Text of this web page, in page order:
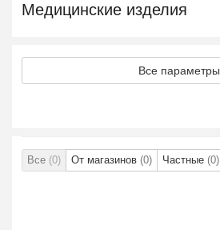
Медицинские изделия
Все параметры
Все (0) От магазинов (0) Частные (0)